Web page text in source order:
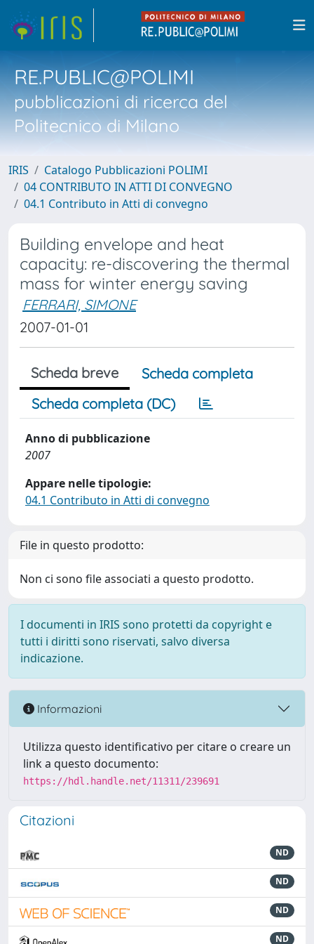
RE.PUBLIC@POLIMI
pubblicazioni di ricerca del
Politecnico di Milano
IRIS
Catalogo Pubblicazioni POLIMI
04 CONTRIBUTO IN ATTI DI CONVEGNO
04.1 Contributo in Atti di convegno
Building envelope and heat
capacity: re-discovering the thermal
mass for winter energy saving
FERRARI, SIMONE
2007-01-01
Scheda breve
Scheda completa
Scheda completa (DC)
Anno di pubblicazione
2007
Appare nelle tipologie:
04.1 Contributo in Atti di convegno
File in questo prodotto:
Non ci sono file associati a questo prodotto.
I documenti in IRIS sono protetti da copyright e
tutti i diritti sono riservati, salvo diversa
indicazione.
Informazioni
Utilizza questo identificativo per citare o creare un
link a questo documento:
https://hdl.handle.net/11311/239691
Citazioni
ND
ND
ND
ND